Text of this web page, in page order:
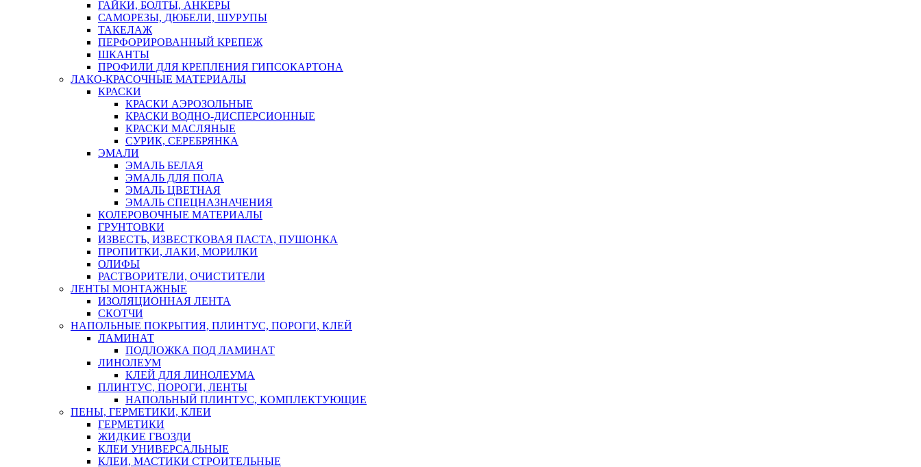
ГАЙКИ, БОЛТЫ, АНКЕРЫ
САМОРЕЗЫ, ДЮБЕЛИ, ШУРУПЫ
ТАКЕЛАЖ
ПЕРФОРИРОВАННЫЙ КРЕПЕЖ
ШКАНТЫ
ПРОФИЛИ ДЛЯ КРЕПЛЕНИЯ ГИПСОКАРТОНА
ЛАКО-КРАСОЧНЫЕ МАТЕРИАЛЫ
КРАСКИ
КРАСКИ АЭРОЗОЛЬНЫЕ
КРАСКИ ВОДНО-ДИСПЕРСИОННЫЕ
КРАСКИ МАСЛЯНЫЕ
СУРИК, СЕРЕБРЯНКА
ЭМАЛИ
ЭМАЛЬ БЕЛАЯ
ЭМАЛЬ ДЛЯ ПОЛА
ЭМАЛЬ ЦВЕТНАЯ
ЭМАЛЬ СПЕЦНАЗНАЧЕНИЯ
КОЛЕРОВОЧНЫЕ МАТЕРИАЛЫ
ГРУНТОВКИ
ИЗВЕСТЬ, ИЗВЕСТКОВАЯ ПАСТА, ПУШОНКА
ПРОПИТКИ, ЛАКИ, МОРИЛКИ
ОЛИФЫ
РАСТВОРИТЕЛИ, ОЧИСТИТЕЛИ
ЛЕНТЫ МОНТАЖНЫЕ
ИЗОЛЯЦИОННАЯ ЛЕНТА
СКОТЧИ
НАПОЛЬНЫЕ ПОКРЫТИЯ, ПЛИНТУС, ПОРОГИ, КЛЕЙ
ЛАМИНАТ
ПОДЛОЖКА ПОД ЛАМИНАТ
ЛИНОЛЕУМ
КЛЕЙ ДЛЯ ЛИНОЛЕУМА
ПЛИНТУС, ПОРОГИ, ЛЕНТЫ
НАПОЛЬНЫЙ ПЛИНТУС, КОМПЛЕКТУЮЩИЕ
ПЕНЫ, ГЕРМЕТИКИ, КЛЕИ
ГЕРМЕТИКИ
ЖИДКИЕ ГВОЗДИ
КЛЕИ УНИВЕРСАЛЬНЫЕ
КЛЕИ, МАСТИКИ СТРОИТЕЛЬНЫЕ